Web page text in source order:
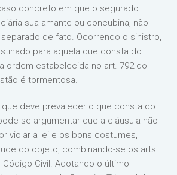
concreto em que o segurado
sua amante ou concubina, não
de fato. Ocorrendo o sinistro,
para aquela que consta do
ordem estabelecida no art. 792 do
é tormentosa.
deve prevalecer o que consta do
se argumentar que a cláusula não
violar a lei e os bons costumes,
do objeto, combinando-se os arts.
Código Civil. Adotando o último